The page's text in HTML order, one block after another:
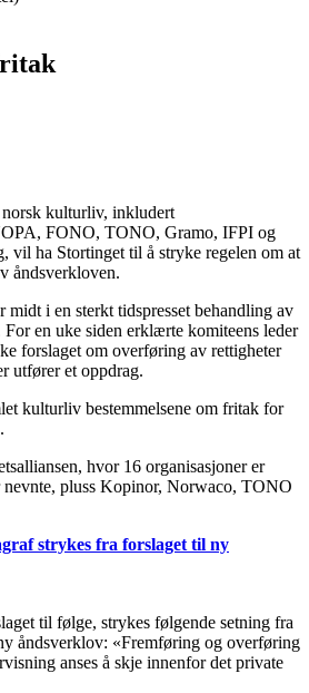
kulturliv, inkludert
FONO, TONO, Gramo, IFPI og
vil ha Stortinget til å stryke regelen om at
åndsverkloven.
midt i en sterkt tidspresset behandling av
en uke siden erklærte komiteens leder
forslaget om overføring av rettigheter
utfører et oppdrag.
kulturliv bestemmelsene om fritak for
hvor 16 organisasjoner er
nevnte, pluss Kopinor, Norwaco, TONO
strykes fra forslaget til ny
til følge, strykes følgende setning fra
åndsverklov: «Fremføring og overføring
anses å skje innenfor det private